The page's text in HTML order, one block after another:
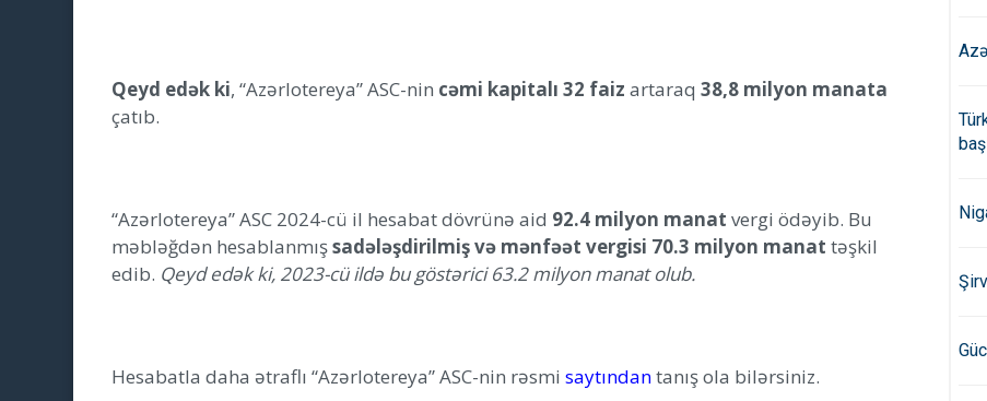
Qeyd edək ki, “Azərlotereya” ASC-nin cəmi kapitalı 32 faiz artaraq 38,8 milyon manata
çatıb.
“Azərlotereya” ASC 2024-cü il hesabat dövrünə aid 92.4 milyon manat vergi ödəyib. Bu
məbləğdən hesablanmışsadələşdirilmiş və mənfəət vergisi 70.3 milyon manat təşkil
edib. Qeyd edək ki, 2023-cü ildə bu göstərici 63.2 milyon manat olub.
Hesabatla daha ətraflı “Azərlotereya” ASC-nin rəsmi saytındantanış ola bilərsiniz.